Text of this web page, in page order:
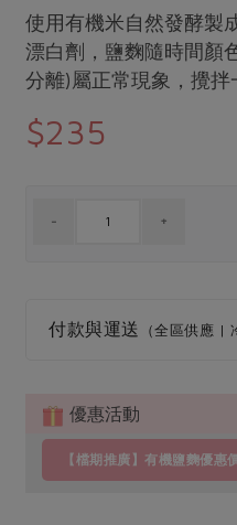
防災用品
最新產品
優惠專區
養身食補
節慶大餐
高麗菜海鮮煎餅
把最好的台灣味帶回家！
典藏閱覽室
最新消息
媒體報導
下載專區
使用有機米自然發酵製
漂白劑，鹽麴隨時間顏
分離)屬正常現象，攪拌
$235
付款與運送 （全區供應 |
優惠活動
【檔期推廣】有機鹽麴優惠